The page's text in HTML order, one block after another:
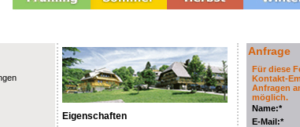
Eigenschaften
Anfrage
Für diese
Kontakt-
Anfragen
möglich.
Name:*
E-Mail:*